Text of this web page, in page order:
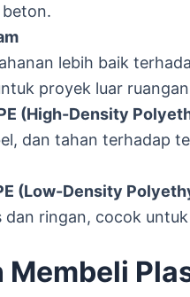
lebih baik
proyek luar
(High-Density
dan tahan terhadap
(Low-Density
dan ringan, cocok
Membeli